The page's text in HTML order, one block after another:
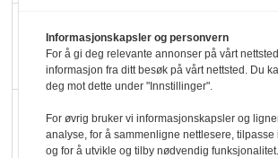
Ti
legger ned
Potetball,
oktan
Informasjonskapsler og personvern
For å gi deg relevante annonser på vårt
informasjon fra ditt besøk på vårt nettsted. Du
deg mot dette under "Innstillinger".
For øvrig bruker vi informasjonskapsler og
analyse, for å sammenligne nettlesere, tilpasse
og for å utvikle og tilby nødvendig